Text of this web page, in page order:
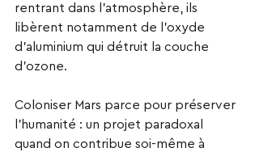
rentrant dans l’atmosphère, ils
libèrent notamment de l’oxyde
d’aluminium qui détruit la couche
d’ozone.
Coloniser Mars parce pour préserver
l’humanité : un projet paradoxal
quand on contribue soi-même à